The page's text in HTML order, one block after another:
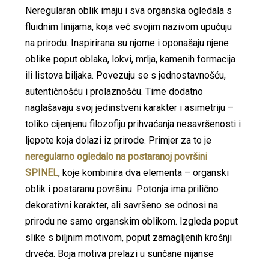
Neregularan oblik imaju i sva organska ogledala s
fluidnim linijama, koja već svojim nazivom upućuju
na prirodu. Inspirirana su njome i oponašaju njene
oblike poput oblaka, lokvi, mrlja, kamenih formacija
ili listova biljaka. Povezuju se s jednostavnošću,
autentičnošću i prolaznošću. Time dodatno
naglašavaju svoj jedinstveni karakter i asimetriju –
toliko cijenjenu filozofiju prihvaćanja nesavršenosti i
ljepote koja dolazi iz prirode. Primjer za to je
neregularno ogledalo na postaranoj površini
SPINEL, koje kombinira dva elementa – organski
oblik i postaranu površinu. Potonja ima prilično
dekorativni karakter, ali savršeno se odnosi na
prirodu ne samo organskim oblikom. Izgleda poput
slike s biljnim motivom, poput zamagljenih krošnji
drveća. Boja motiva prelazi u sunčane nijanse